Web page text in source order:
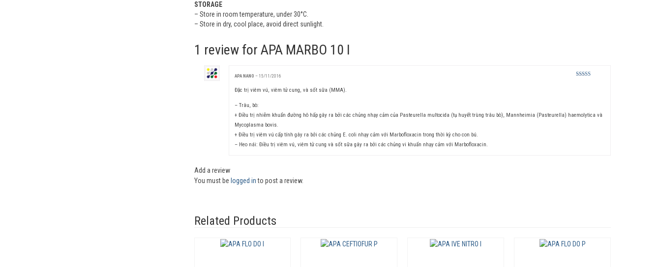
STORAGE
– Store in room temperature, under 30°C.
– Store in dry, cool place, avoid direct sunlight.
1 review for APA MARBO 10 I
APA NANO – 15/11/2016
Đặc trị viêm vú, viêm tử cung, và sốt sữa (MMA).
– Trâu, bò:
+ Điều trị nhiễm khuẩn đường hô hấp gây ra bởi các chủng nhạy cảm của Pasteurella multocida (tụ huyết trùng trâu bò), Mannheimia (Pasteurella) haemolytica và
Mycoplasma bovis.
+ Điều trị viêm vú cấp tính gây ra bởi các chủng E. coli nhạy cảm với Marbofloxacin trong thời kỳ cho con bú.
– Heo nái: Điều trị viêm vú, viêm tử cung và sốt sữa gây ra bởi các chủng vi khuẩn nhạy cảm với Marbofloxacin.
Add a review
You must be logged into post a review.
Related Products